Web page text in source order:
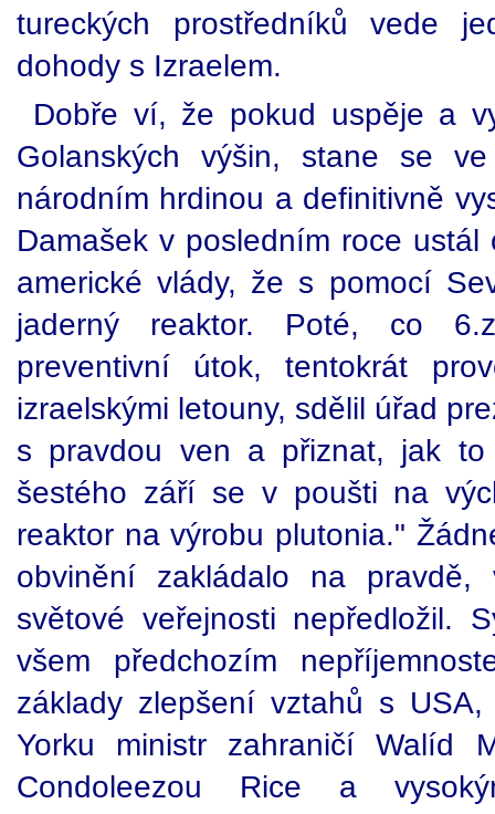
tureckých prostředníků vede
dohody s Izraelem.
Dobře ví, že pokud uspěje a
Golanských výšin, stane se
národním hrdinou a definitivně
Damašek v posledním roce
americké vlády, že s pomocí
jaderný reaktor. Poté, co
preventivní útok, tentokrát
izraelskými letouny, sdělil úřad
s pravdou ven a přiznat, jak
šestého září se v poušti na
reaktor na výrobu plutonia."
obvinění zakládalo na pravdě,
světové veřejnosti nepředložil.
všem předchozím
základy zlepšení vztahů s
Yorku ministr zahraničí Walíd
Condoleezou Rice a